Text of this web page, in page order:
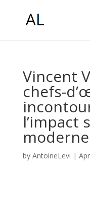
Vincent
chefs-
l’impact
moderne
by AntoineLevi |